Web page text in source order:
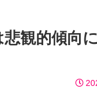
観的傾向